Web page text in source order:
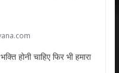
होनी चाहिए फिर भी हमारा